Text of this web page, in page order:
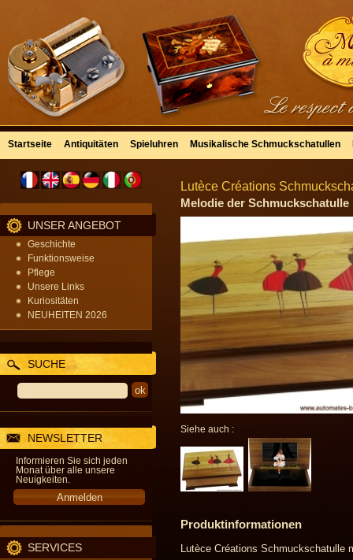
Startseite Antiquitäten Spieluhren Musikalische Schmuckschatullen
UNSER ANGEBOT
Geschichte
Funktionsweise
Pflege
Unsere Links
Kuriositäten
NEUHEITEN 2026
SUCHE
NEWSLETTER
Informieren Sie sich jeden
Monat über alle unsere
Neuigkeiten.
SERVICES
Lutèce Créations
Melodie der
Siehe auch :
Produktinformationen
Lutèce Créations Schmuckschatulle